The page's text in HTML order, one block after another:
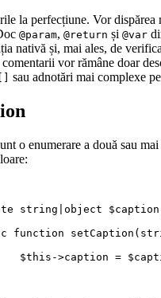
la perfecțiune. Vor dispărea
@param, @return și @var
nativă și, mai ales, de
vor rămâne doar
sau adnotări mai complexe
o enumerare a două sau